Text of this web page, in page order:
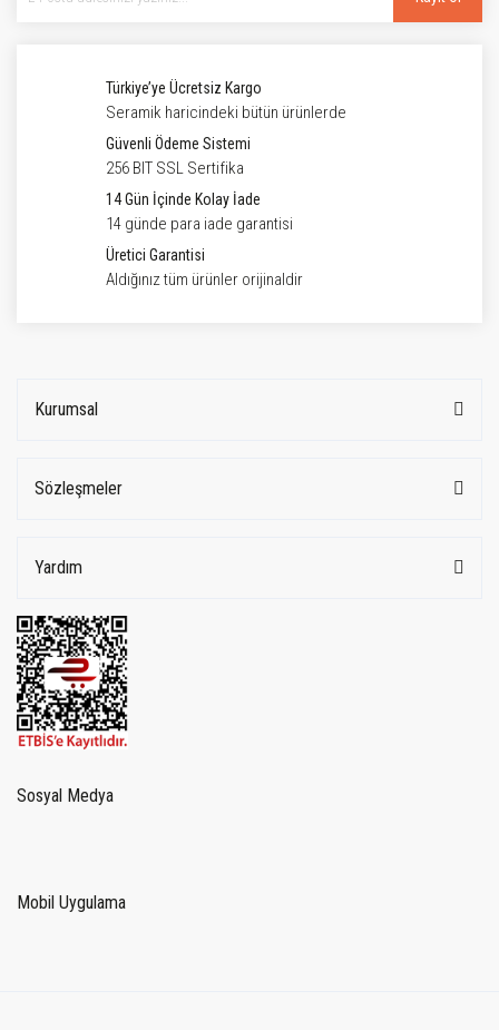
Türkiye’ye Ücretsiz Kargo
Seramik haricindeki bütün ürünlerde
Güvenli Ödeme Sistemi
256 BIT SSL Sertifika
14 Gün İçinde Kolay İade
14 günde para iade garantisi
Üretici Garantisi
Aldığınız tüm ürünler orijinaldir
Kurumsal
Sözleşmeler
Yardım
Sosyal Medya
Mobil Uygulama